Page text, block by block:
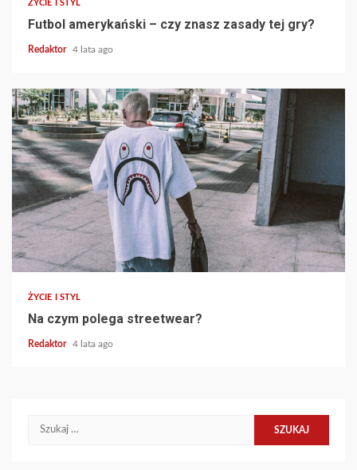
ŻYCIE I STYL
Futbol amerykański‎‎‎‎ – czy znasz zasady tej gry?
Redaktor 4 lata ago
ŻYCIE I STYL
Na czym polega streetwear?
Redaktor 4 lata ago
Szukaj: